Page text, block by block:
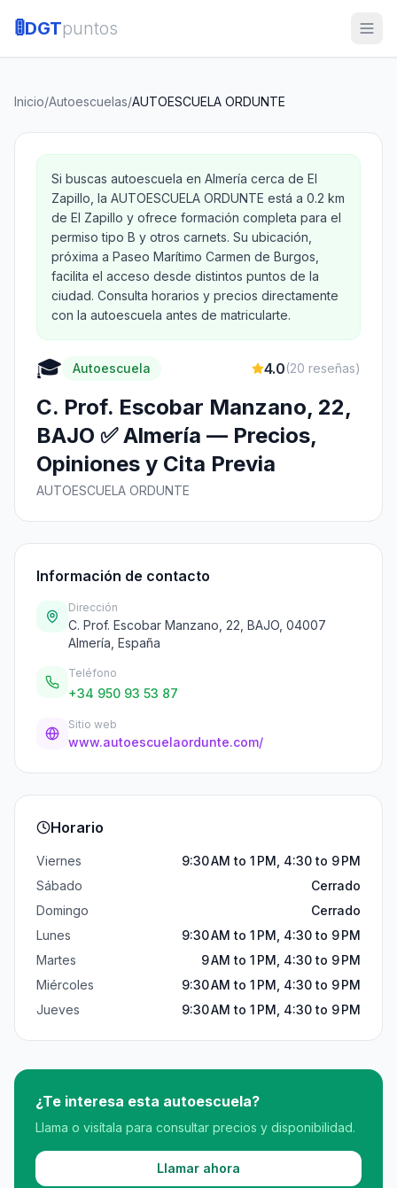
🚦DGTpuntos
Inicio/Autoescuelas/AUTOESCUELA ORDUNTE
Si buscas autoescuela en Almería cerca de El
Zapillo, la AUTOESCUELA ORDUNTE está a 0.2 km
de El Zapillo y ofrece formación completa para el
permiso tipo B y otros carnets. Su ubicación,
próxima a Paseo Marítimo Carmen de Burgos,
facilita el acceso desde distintos puntos de la
ciudad. Consulta horarios y precios directamente
con la autoescuela antes de matricularte.
🎓 Autoescuela 4.0(20 reseñas)
C. Prof. Escobar Manzano, 22,
BAJO ✅ Almería — Precios,
Opiniones y Cita Previa
AUTOESCUELA ORDUNTE
Información de contacto
Dirección
C. Prof. Escobar Manzano, 22, BAJO, 04007
Almería, España
Teléfono
+34 950 93 53 87
Sitio web
www.autoescuelaordunte.com/
Horario
Viernes
9:30 AM to 1 PM, 4:30 to 9 PM
Sábado
Cerrado
Domingo
Cerrado
Lunes
9:30 AM to 1 PM, 4:30 to 9 PM
Martes
9 AM to 1 PM, 4:30 to 9 PM
Miércoles
9:30 AM to 1 PM, 4:30 to 9 PM
Jueves
9:30 AM to 1 PM, 4:30 to 9 PM
¿Te interesa esta autoescuela?
Llama o visítala para consultar precios y disponibilidad.
Llamar ahora